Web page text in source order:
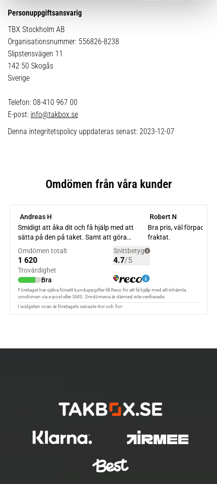
Personuppgiftsansvarig
TBX Stockholm AB
Organisationsnummer: 556826-8238
Slipstensvägen 11
142 50 Skogås
Sverige
Telefon: 08-410 967 00
E-post: info@takbox.se
Denna integritetspolicy uppdateras senast: 2023-12-07